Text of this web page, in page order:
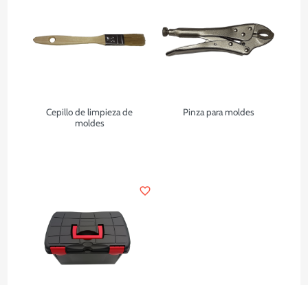
Cepillo de limpieza de
moldes
Pinza para moldes
favorite_border